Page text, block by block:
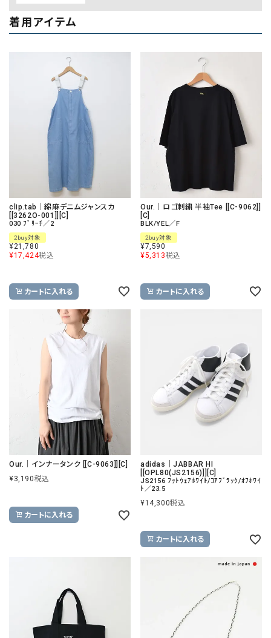
着用アイテム
clip.tab｜綿麻デニムジャンスカ
[[3262O-001]][C]
030 ﾌﾞﾘｰﾁ／2
2buy対象
¥21,780
¥17,424税込
カートに入れる
Our.｜ロゴ刺繍 半袖Tee [[C-9062]]
[C]
BLK/YEL／F
2buy対象
¥7,590
¥5,313税込
カートに入れる
Our.｜インナータンク [[C-9063]][C]
¥3,190税込
カートに入れる
adidas｜JABBAR HI
[[OPL80(JS2156)]][C]
JS2156 ﾌｯﾄｳｪｱﾎﾜｲﾄ/ｺｱﾌﾞﾗｯｸ/ｵﾌﾎﾜｲ
ﾄ／23.5
¥14,300税込
カートに入れる